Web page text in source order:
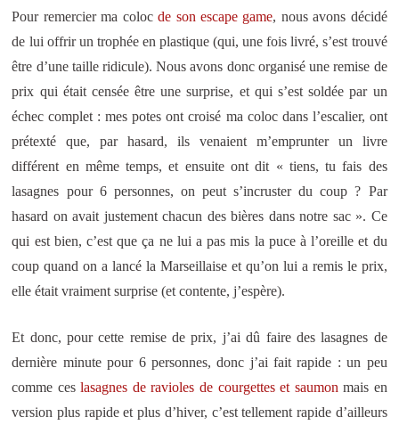
Pour remercier ma colocde son escape game, nous avons décidé
de lui offrir un trophée en plastique (qui, une fois livré, s’est trouvé
être d’une taille ridicule). Nous avons donc organisé une remise de
prix qui était censée être une surprise, et qui s’est soldée par un
échec complet : mes potes ont croisé ma coloc dans l’escalier, ont
prétexté que, par hasard, ils venaient m’emprunter un livre
différent en même temps, et ensuite ont dit « tiens, tu fais des
lasagnes pour 6 personnes, on peut s’incruster du coup ? Par
hasard on avait justement chacun des bières dans notre sac ». Ce
qui est bien, c’est que ça ne lui a pas mis la puce à l’oreille et du
coup quand on a lancé la Marseillaise et qu’on lui a remis le prix,
elle était vraiment surprise (et contente, j’espère).
Et donc, pour cette remise de prix, j’ai dû faire des lasagnes de
dernière minute pour 6 personnes, donc j’ai fait rapide : un peu
comme ceslasagnes de ravioles de courgettes et saumon mais en
version plus rapide et plus d’hiver, c’est tellement rapide d’ailleurs